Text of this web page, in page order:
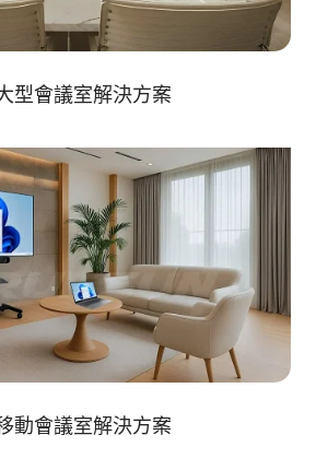
型會議室解決方案
動會議室解決方案